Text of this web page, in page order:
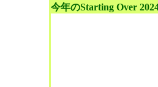
今年のStarting Over